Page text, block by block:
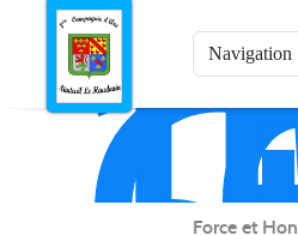
Force et
Panneau de gestion des cookies